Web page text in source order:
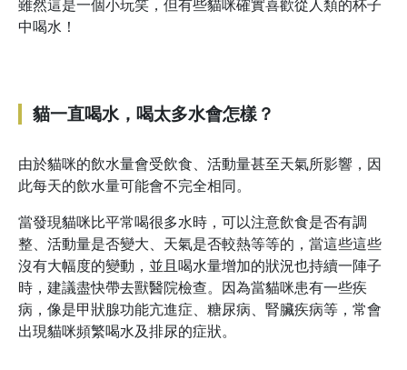
雖然這是一個小玩笑，但有些貓咪確實喜歡從人類的杯子
中喝水！
貓一直喝水，喝太多水會怎樣？
由於貓咪的飲水量會受飲食、活動量甚至天氣所影響，因
此每天的飲水量可能會不完全相同。
當發現貓咪比平常喝很多水時，可以注意飲食是否有調
整、活動量是否變大、天氣是否較熱等等的，當這些這些
沒有大幅度的變動，並且喝水量增加的狀況也持續一陣子
時，建議盡快帶去獸醫院檢查。因為當貓咪患有一些疾
病，像是甲狀腺功能亢進症、糖尿病、腎臟疾病等，常會
出現貓咪頻繁喝水及排尿的症狀。